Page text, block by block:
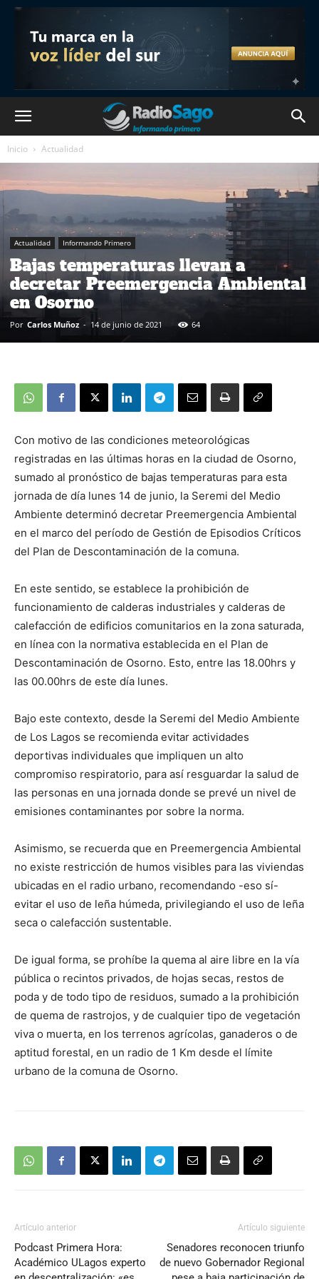
Inicio Actualidad
Actualidad Informando Primero
Bajas temperaturas llevan a
decretar Preemergencia Ambiental
en Osorno
Por Carlos Muñoz - 14 de junio de 2021 64
Con motivo de las condiciones meteorológicas
registradas en las últimas horas en la ciudad de Osorno,
sumado al pronóstico de bajas temperaturas para esta
jornada de día lunes 14 de junio, la Seremi del Medio
Ambiente determinó decretar Preemergencia Ambiental
en el marco del período de Gestión de Episodios Críticos
del Plan de Descontaminación de la comuna.
En este sentido, se establece la prohibición de
funcionamiento de calderas industriales y calderas de
calefacción de edificios comunitarios en la zona saturada,
en línea con la normativa establecida en el Plan de
Descontaminación de Osorno. Esto, entre las 18.00hrs y
las 00.00hrs de este día lunes.
Bajo este contexto, desde la Seremi del Medio Ambiente
de Los Lagos se recomienda evitar actividades
deportivas individuales que impliquen un alto
compromiso respiratorio, para así resguardar la salud de
las personas en una jornada donde se prevé un nivel de
emisiones contaminantes por sobre la norma.
Asimismo, se recuerda que en Preemergencia Ambiental
no existe restricción de humos visibles para las viviendas
ubicadas en el radio urbano, recomendando -eso sí-
evitar el uso de leña húmeda, privilegiando el uso de leña
seca o calefacción sustentable.
De igual forma, se prohíbe la quema al aire libre en la vía
pública o recintos privados, de hojas secas, restos de
poda y de todo tipo de residuos, sumado a la prohibición
de quema de rastrojos, y de cualquier tipo de vegetación
viva o muerta, en los terrenos agrícolas, ganaderos o de
aptitud forestal, en un radio de 1 Km desde el límite
urbano de la comuna de Osorno.
Artículo anterior
Podcast Primera Hora:
Académico ULagos experto
Artículo siguiente
Senadores reconocen triunfo
de nuevo Gobernador Regional